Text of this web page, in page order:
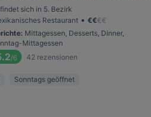
sich in 5. Bezirk
Restaurant • €€€€
: Mittagessen, Desserts, Dinner,
Mittagessen
/6 42 rezensionen
Sonntags geöffnet